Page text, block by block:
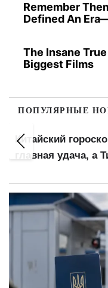
Remember
Defined An
The Insane
Biggest Films
ПОПУЛЯРНЫЕ
Китайский
главная удача, а